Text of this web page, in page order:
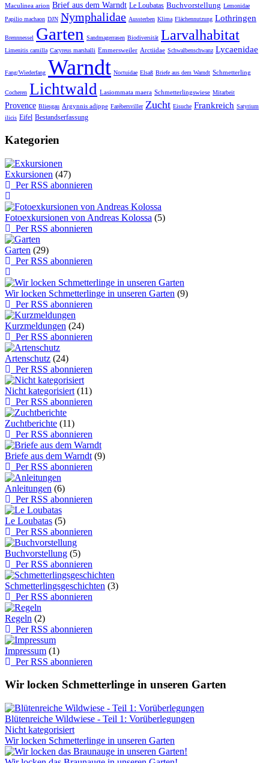
Maculinea arion Brief aus dem Warndt Le Loubatas Buchvorstellung Lemonidae
Papilio machaon DJN Nymphalidae Aussterben Klima Flächennutzung Lothringen
Brennnessel Garten Sandmagerrasen Biodiversität Larvalhabitat
Limenitis camilla Cacyreus marshalli Emmersweiler Arctiidae Schwalbenschwanz Lycaenidae
Fang/Wiederfang Warndt Noctuidae Elsaß Briefe aus dem Warndt Schmetterling
Cocheren Lichtwald Lasiommata maera Schmetterlingswiese Mitarbeit
Provence Bliesgau Argynnis adippe Farébersviller Zucht Eisuche Frankreich Satyrium
ilicis Eifel Bestandserfassung
Kategorien
Exkursionen (47)
Per RSS abonnieren
Fotoexkursionen von Andreas Kolossa (5)
Per RSS abonnieren
Garten (29)
Per RSS abonnieren
Wir locken Schmetterlinge in unseren Garten (9)
Per RSS abonnieren
Kurzmeldungen (24)
Per RSS abonnieren
Artenschutz (24)
Per RSS abonnieren
Nicht kategorisiert (11)
Per RSS abonnieren
Zuchtberichte (11)
Per RSS abonnieren
Briefe aus dem Warndt (9)
Per RSS abonnieren
Anleitungen (6)
Per RSS abonnieren
Le Loubatas (5)
Per RSS abonnieren
Buchvorstellung (5)
Per RSS abonnieren
Schmetterlingsgeschichten (3)
Per RSS abonnieren
Regeln (2)
Per RSS abonnieren
Impressum (1)
Per RSS abonnieren
Wir locken Schmetterlinge in unseren Garten
Blütenreiche Wildwiese - Teil 1: Vorüberlegungen
Nicht kategorisiert
Wir locken Schmetterlinge in unseren Garten